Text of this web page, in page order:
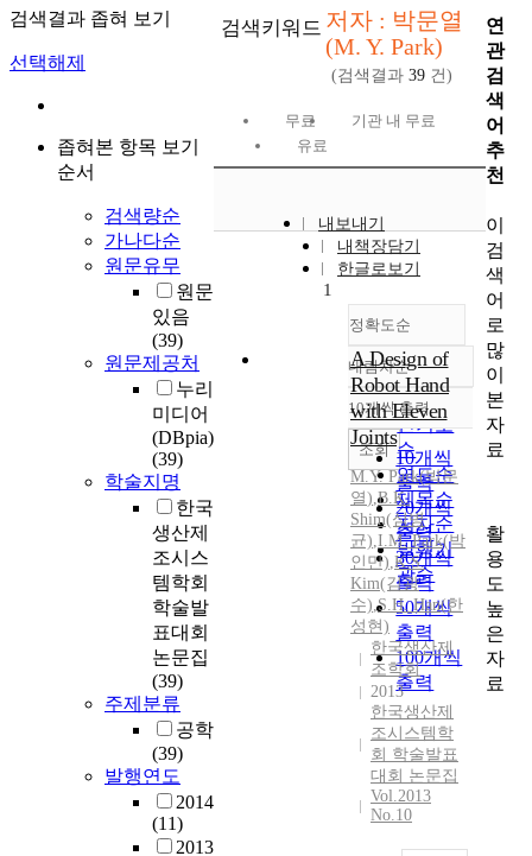
검색결과 좁혀 보기
선택해제
좁혀본 항목 보기
순서
검색량순
가나다순
원문유무
원문
있음
(39)
원문제공처
누리
미디어
(DBpia)
(39)
학술지명
한국
생산제
조시스
템학회
학술발
표대회
논문집
(39)
주제분류
공학
(39)
발행연도
2014
(11)
2013
검색키워드 저자 : 박문열
(M. Y. Park)
(검색결과 39 건)
무료
기관 내 무료
유료
내보내기
내책장담기
한글로보기
정확도순
정확도
순
인기도
순
연도순
제목순
저자순
발행기
관순
내림차순
내림차순
10개씩 출력
10개씩
출력
20개씩
출력
30개씩
출력
50개씩
출력
100개씩
출력
조회
1
A Design of
Robot Hand
with Eleven
Joints
M.Y. Park(박문
열),B.K.
Shim(심병
균),I.M. Park(박
인만),K.S.
Kim(김광
수),S.H. Han(한
성현)
한국생산제
조학회
2013
한국생산제
조시스템학
회 학술발표
대회 논문집
Vol.2013
No.10
연
관
검
색
어
추
천
이
검
색
어
로
많
이
본
자
료
활
용
도
높
은
자
료